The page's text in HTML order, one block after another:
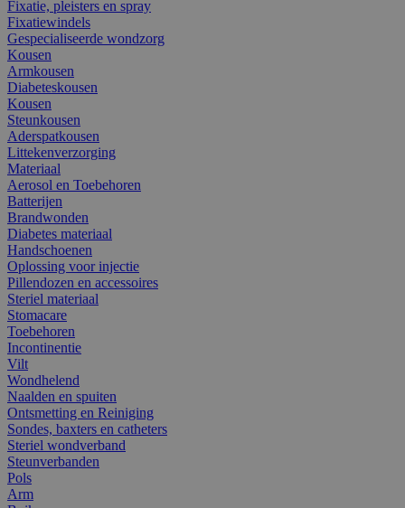
Fixatie, pleisters en spray
Fixatiewindels
Gespecialiseerde wondzorg
Kousen
Armkousen
Diabeteskousen
Kousen
Steunkousen
Aderspatkousen
Littekenverzorging
Materiaal
Aerosol en Toebehoren
Batterijen
Brandwonden
Diabetes materiaal
Handschoenen
Oplossing voor injectie
Pillendozen en accessoires
Steriel materiaal
Stomacare
Toebehoren
Incontinentie
Vilt
Wondhelend
Naalden en spuiten
Ontsmetting en Reiniging
Sondes, baxters en catheters
Steriel wondverband
Steunverbanden
Pols
Arm